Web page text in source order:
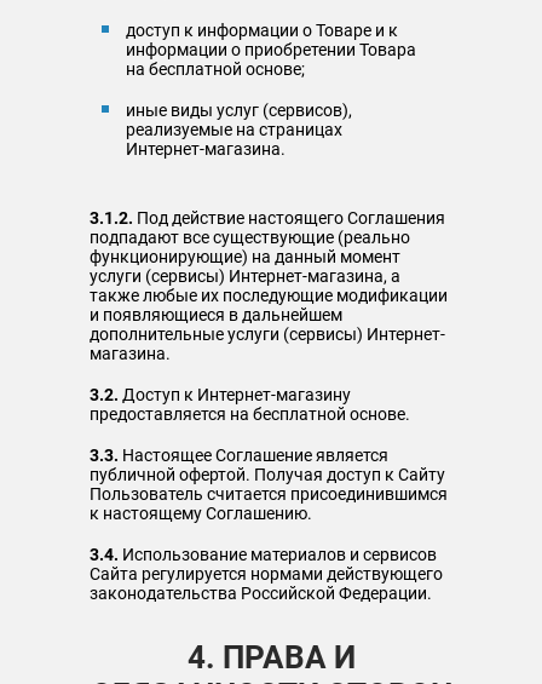
доступ к информации о Товаре и к
информации о приобретении Товара
на бесплатной основе;
иные виды услуг (сервисов),
реализуемые на страницах
Интернет-магазина.
3.1.2. Под действие настоящего Соглашения
подпадают все существующие (реально
функционирующие) на данный момент
услуги (сервисы) Интернет-магазина, а
также любые их последующие модификации
и появляющиеся в дальнейшем
дополнительные услуги (сервисы) Интернет-
магазина.
3.2. Доступ к Интернет-магазину
предоставляется на бесплатной основе.
3.3. Настоящее Соглашение является
публичной офертой. Получая доступ к Сайту
Пользователь считается присоединившимся
к настоящему Соглашению.
3.4. Использование материалов и сервисов
Сайта регулируется нормами действующего
законодательства Российской Федерации.
4. ПРАВА И